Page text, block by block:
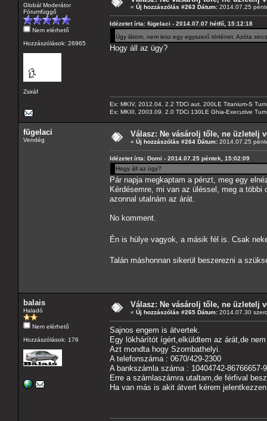
Globál Moderátor
Fórumfüggő
Nem elérhető
Hozzászólások: 26965
Zsiráf
« Új hozzászólás #263 Dátum: 2014.07.25
Idézetet írta: fügelaci - 2014.07.07 hétfő, 15:12:18
Úgy látom, nem lesz egy egyszerű történet. Azóta
Hogy áll az ügy?
Ex: MKIV, 2012.04. 2.2 TDCi aut. 200LE Titanium-S
Ex: MKIII, 2003.09. 2.0 TDCi 130LE Ghia-Executive
fügelaci
Vendég
Válasz: Ne vásárolj tőle, ne üzletelj
« Új hozzászólás #264 Dátum: 2014.07.25
Idézetet írta: Domi - 2014.07.25 péntek, 15:02:09
Hogy áll az ügy?
Pár napja megkaptam a pénzt, meg egy
Kérdésemre, mi van az üléssel, meg a
azonnal utalnám az árát.
No komment.
Én is hülye vagyok, a másik fél is. Csak
Talán máshonnan sikerül beszerezni a
balais
Haladó
Nem elérhető
Hozzászólások: 176
Válasz: Ne vásárolj tőle, ne üzletelj
« Új hozzászólás #265 Dátum: 2014.07.30
Sajnos engem is átvertek.
Egy lökhárítót ígért,elküldtem az árát,de
Azt mondta hogy Szombathelyi.
A telefonszáma : 0670/429-2300
A bankszámla száma : 10404742-
Erre a számlaszámra utaltam,de férfival
Ha van más is akit átvert kérem